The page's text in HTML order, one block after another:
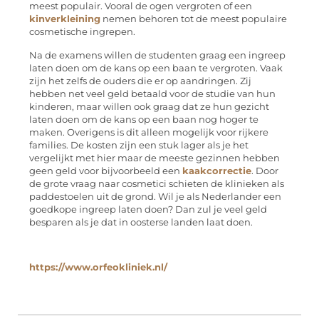
meest populair. Vooral de ogen vergroten of een
kinverkleining nemen behoren tot de meest populaire
cosmetische ingrepen.
Na de examens willen de studenten graag een ingreep
laten doen om de kans op een baan te vergroten. Vaak
zijn het zelfs de ouders die er op aandringen. Zij
hebben net veel geld betaald voor de studie van hun
kinderen, maar willen ook graag dat ze hun gezicht
laten doen om de kans op een baan nog hoger te
maken. Overigens is dit alleen mogelijk voor rijkere
families. De kosten zijn een stuk lager als je het
vergelijkt met hier maar de meeste gezinnen hebben
geen geld voor bijvoorbeeld een kaakcorrectie. Door
de grote vraag naar cosmetici schieten de klinieken als
paddestoelen uit de grond. Wil je als Nederlander een
goedkope ingreep laten doen? Dan zul je veel geld
besparen als je dat in oosterse landen laat doen.
https://www.orfeokliniek.nl/